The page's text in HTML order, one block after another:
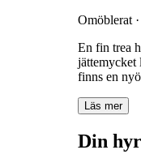
Omöblerat
En fin trea
jättemycket
finns en
Läs mer
Din